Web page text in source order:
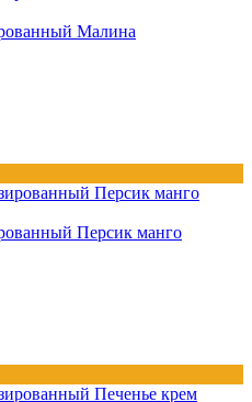
Малина
Персик манго